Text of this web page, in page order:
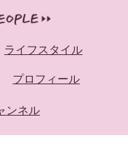
ライフスタイル
プロフィール
ンネル